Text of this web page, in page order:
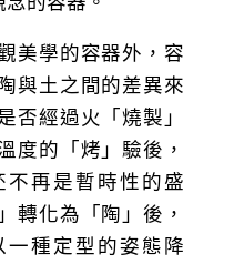
美學的容器外，容
與土之間的差異來
否經過火「燒製」
度的「烤」驗後，
再是暫時性的盛
轉化為「陶」後，
一種定型的姿態降